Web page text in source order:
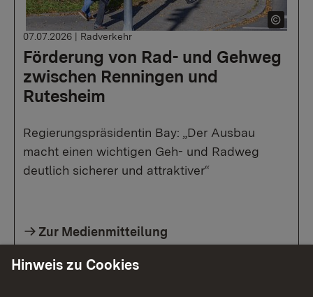
Förderung von Rad- und Gehweg
zwischen Renningen und
Rutesheim
07.07.2026 | Radverkehr
Regierungspräsidentin Bay: „Der Ausbau
macht einen wichtigen Geh- und Radweg
deutlich sicherer und attraktiver“
Zur Medienmitteilung
Hinweis zu Cookies